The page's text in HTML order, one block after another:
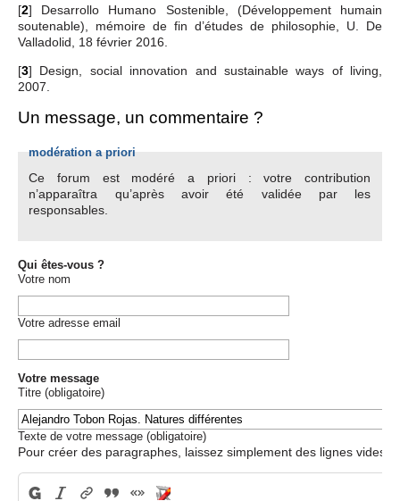
[2] Desarrollo Humano Sostenible, (Développement humain
soutenable), mémoire de fin d’études de philosophie, U. De
Valladolid, 18 février 2016.
[3] Design, social innovation and sustainable ways of living,
2007.
Un message, un commentaire ?
modération a priori
Ce forum est modéré a priori : votre contribution
n’apparaîtra qu’après avoir été validée par les
responsables.
Qui êtes-vous ?
Votre nom
Votre adresse email
Votre message
Titre (obligatoire)
Texte de votre message (obligatoire)
Pour créer des paragraphes, laissez simplement des lignes vides.